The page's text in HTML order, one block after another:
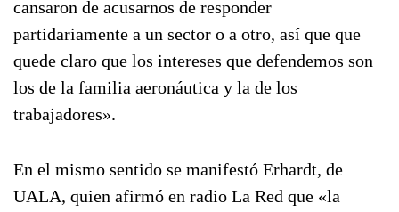
cansaron de acusarnos de responder
partidariamente a un sector o a otro, así que que
quede claro que los intereses que defendemos son
los de la familia aeronáutica y la de los
trabajadores».
En el mismo sentido se manifestó Erhardt, de
UALA, quien afirmó en radio La Red que «la